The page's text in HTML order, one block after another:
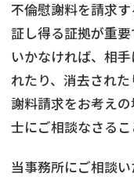
不倫慰謝料を請求
証し得る証拠が重
いかなければ、相
れたり、消去され
謝料請求をお考え
士にご相談なさるこ
当事務所にご相談